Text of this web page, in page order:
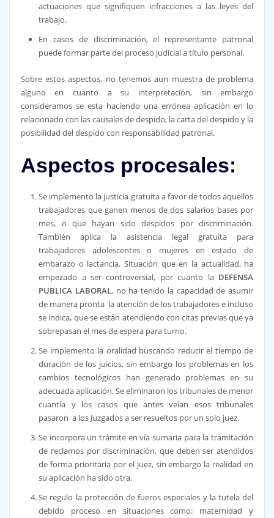
actuaciones que signifiquen infracciones a las leyes del
trabajo.
En casos de discriminación, el representante patronal
puede formar parte del proceso judicial a título personal.
Sobre estos aspectos, no tenemos aun muestra de problema
alguno en cuanto a su interpretación, sin embargo
consideramos se esta haciendo una errónea aplicación en lo
relacionado con las causales de despido, la carta del despido y la
posibilidad del despido con responsabilidad patronal.
Aspectos procesales:
Se implemento la justicia gratuita a favor de todos aquellos
trabajadores que ganen menos de dos salarios bases por
mes, o que hayan sido despidos por discriminación.
También aplica la asistencia legal gratuita para
trabajadores adolescentes o mujeres en estado de
embarazo o lactancia. Situación que en la actualidad, ha
empezado a ser controversial, por cuanto la DEFENSA
PUBLICA LABORAL, no ha tenido la capacidad de asumir
de manera pronta la atención de los trabajadores e incluso
se indica, que se están atendiendo con citas previas que ya
sobrepasan el mes de espera para turno.
Se implemento la oralidad buscando reducir el tiempo de
duración de los juicios, sin embargo los problemas en los
cambios tecnológicos han generado problemas en su
adecuada aplicación. Se eliminaron los tribunales de menor
cuantía y los casos que antes veían esos tribunales
pasaron a los Juzgados a ser resueltos por un solo juez.
Se incorpora un trámite en vía sumaria para la tramitación
de reclamos por discriminación, que deben ser atendidos
de forma prioritaria por el juez, sin embargo la realidad en
su aplicación ha sido otra.
Se regulo la protección de fueros especiales y la tutela del
debido proceso en situaciones como: maternidad y